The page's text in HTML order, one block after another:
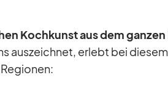
Koch­kunst aus dem gan­zen
aus­zeich­net, er­lebt bei